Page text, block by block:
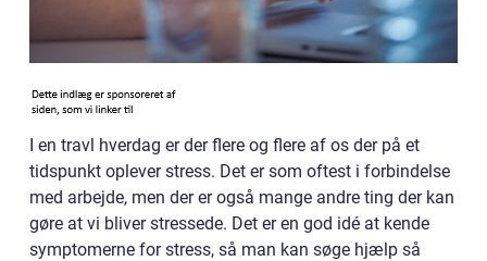
I en travl hverdag er der flere og flere af os der på et
tidspunkt oplever stress. Det er som oftest i forbindelse
med arbejde, men der er også mange andre ting der kan
gøre at vi bliver stressede. Det er en god idé at kende
symptomerne for stress, så man kan søge hjælp så